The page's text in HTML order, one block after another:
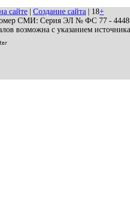
сайте | Создание сайта | 18+
СМИ: Серия ЭЛ № ФС 77 - 44486
возможна с указанием